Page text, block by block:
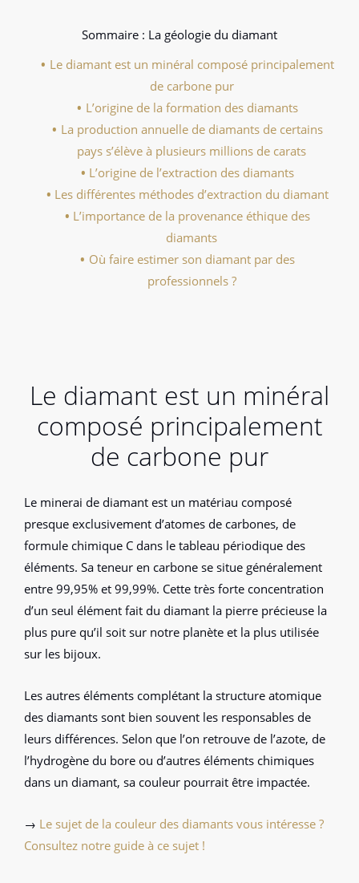
Sommaire : La géologie du diamant
Le diamant est un minéral composé principalement
de carbone pur
L’origine de la formation des diamants
La production annuelle de diamants de certains
pays s’élève à plusieurs millions de carats
L’origine de l’extraction des diamants
Les différentes méthodes d’extraction du diamant
L’importance de la provenance éthique des
diamants
Où faire estimer son diamant par des
professionnels ?
Le diamant est un minéral
composé principalement
de carbone pur
Le minerai de diamant est un matériau composé
presque exclusivement d’atomes de carbones, de
formule chimique C dans le tableau périodique des
éléments. Sa teneur en carbone se situe généralement
entre 99,95% et 99,99%. Cette très forte concentration
d’un seul élément fait du diamant la pierre précieuse la
plus pure qu’il soit sur notre planète et la plus utilisée
sur les bijoux.
Les autres éléments complétant la structure atomique
des diamants sont bien souvent les responsables de
leurs différences. Selon que l’on retrouve de l’azote, de
l’hydrogène du bore ou d’autres éléments chimiques
dans un diamant, sa couleur pourrait être impactée.
→ Le sujet de la couleur des diamants vous intéresse ?
Consultez notre guide à ce sujet !